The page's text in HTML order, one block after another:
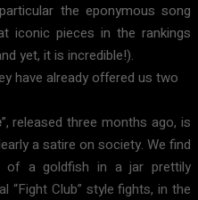
the eponymous song
iconic pieces in the rankings
yet, it is incredible!).
have already offered us two
”, released three months ago, is
a satire on society. We find
of a goldfish in a jar prettily
“Fight Club” style fights, in the